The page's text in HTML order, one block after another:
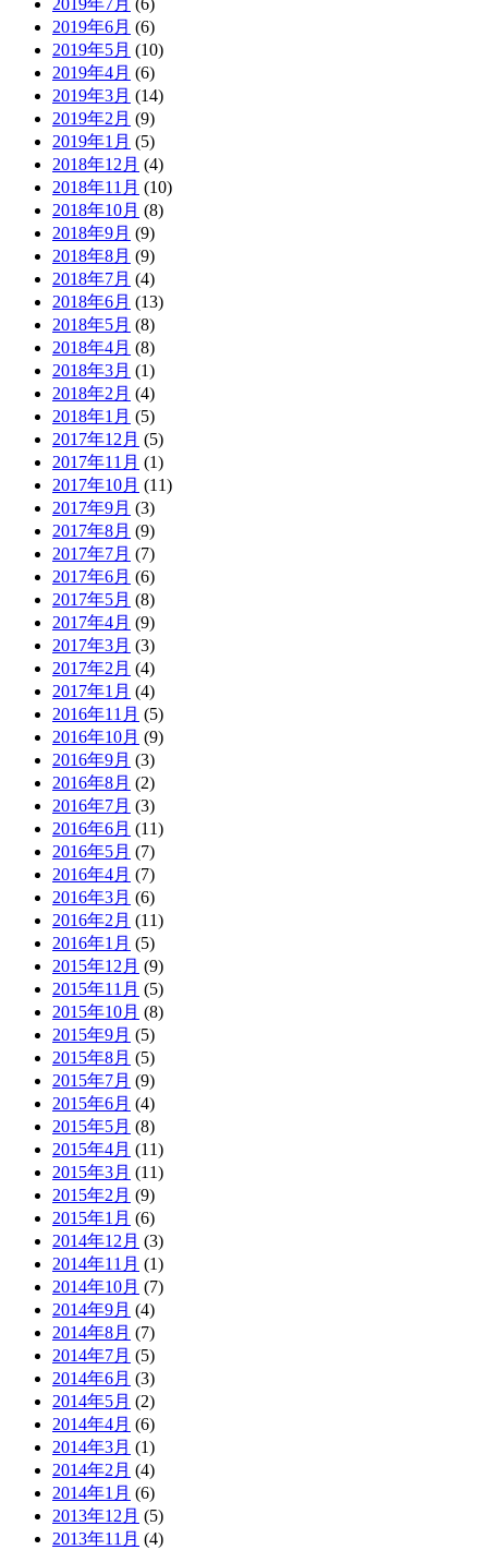
2019年6月 (6)
2019年5月 (10)
2019年4月 (6)
2019年3月 (14)
2019年2月 (9)
2019年1月 (5)
2018年12月 (4)
2018年11月 (10)
2018年10月 (8)
2018年9月 (9)
2018年8月 (9)
2018年7月 (4)
2018年6月 (13)
2018年5月 (8)
2018年4月 (8)
2018年3月 (1)
2018年2月 (4)
2018年1月 (5)
2017年12月 (5)
2017年11月 (1)
2017年10月 (11)
2017年9月 (3)
2017年8月 (9)
2017年7月 (7)
2017年6月 (6)
2017年5月 (8)
2017年4月 (9)
2017年3月 (3)
2017年2月 (4)
2017年1月 (4)
2016年11月 (5)
2016年10月 (9)
2016年9月 (3)
2016年8月 (2)
2016年7月 (3)
2016年6月 (11)
2016年5月 (7)
2016年4月 (7)
2016年3月 (6)
2016年2月 (11)
2016年1月 (5)
2015年12月 (9)
2015年11月 (5)
2015年10月 (8)
2015年9月 (5)
2015年8月 (5)
2015年7月 (9)
2015年6月 (4)
2015年5月 (8)
2015年4月 (11)
2015年3月 (11)
2015年2月 (9)
2015年1月 (6)
2014年12月 (3)
2014年11月 (1)
2014年10月 (7)
2014年9月 (4)
2014年8月 (7)
2014年7月 (5)
2014年6月 (3)
2014年5月 (2)
2014年4月 (6)
2014年3月 (1)
2014年2月 (4)
2014年1月 (6)
2013年12月 (5)
2013年11月 (4)